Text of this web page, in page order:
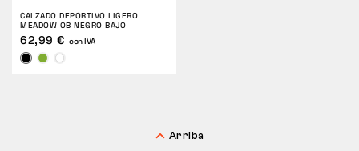
CALZADO DEPORTIVO LIGERO
MEADOW OB NEGRO BAJO
62,99 € con IVA
Arriba